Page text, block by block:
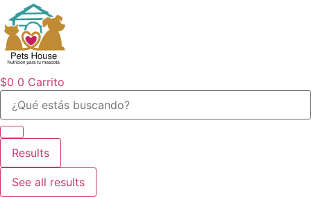
al
contenido
$0 0 Carrito
Search
Results
See all results